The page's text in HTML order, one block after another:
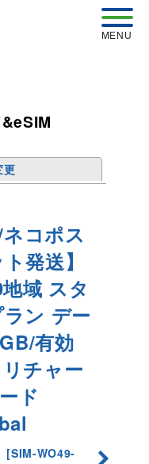
更
ネコポス
発送】
域 スタ
ン デー
有効
チャー
ド
[SIM-WO49-